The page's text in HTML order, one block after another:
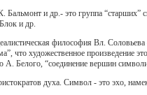
и др.- это группа “старших”
и др.
философия Вл.
что художественное произведение
Белого, “соединение вершин
духа. Символ - это эхо,